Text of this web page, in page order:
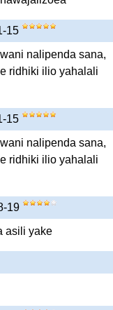
15
nalipenda sana,
ridhiki ilio yahalali
15
nalipenda sana,
ridhiki ilio yahalali
19
asili yake